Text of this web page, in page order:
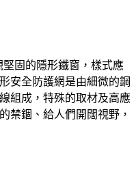
固的隱形鐵窗，樣式應
安全防護網是由細微的鋼
組成，特殊的取材及高應
禁錮、給人們開闊視野，